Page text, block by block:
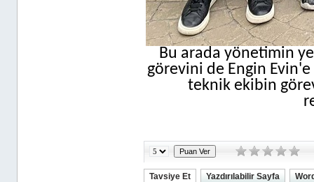
Bu arada yönetimin
görevini de Engin
teknik ekibin
Tavsiye Et Yazdırılabilir Sayfa